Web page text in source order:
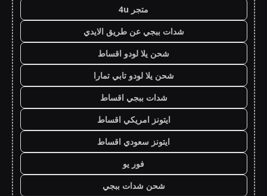
متجر 4u
شدات ببجي عن طريق الايدي
شحن يلا لودو اقساط
شحن يلا لودو تابي تمارا
شدات ببجي اقساط
ايتونز امريكي اقساط
ايتونز سعودي اقساط
فور يو
شحن شدات ببجي